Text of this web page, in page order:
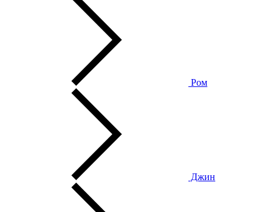
Ром
Джин